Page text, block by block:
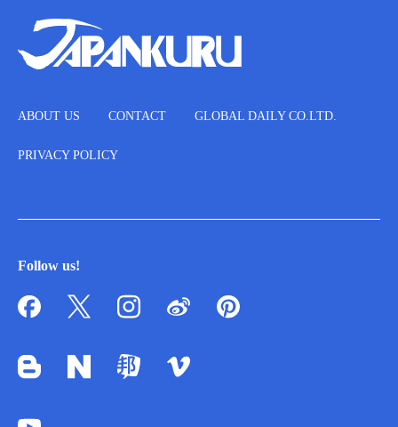
ABOUT US CONTACT GLOBAL DAILY CO.LTD.
PRIVACY POLICY
Follow us!